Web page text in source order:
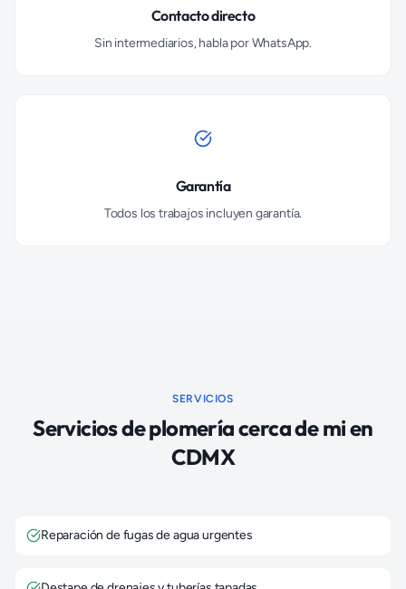
Contacto directo
Sin intermediarios, habla por WhatsApp.
Garantía
Todos los trabajos incluyen garantía.
SERVICIOS
Servicios de plomería cerca de mi en
CDMX
Reparación de fugas de agua urgentes